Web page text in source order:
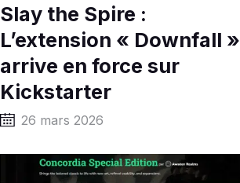
Slay the Spire :
L’extension « Downfall »
arrive en force sur
Kickstarter
26 mars 2026